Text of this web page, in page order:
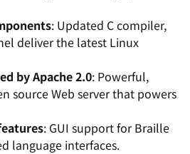
: Updated C compiler,
deliver the latest Linux
by Apache 2.0: Powerful,
source Web server that powers
: GUI support for Braille
language interfaces.